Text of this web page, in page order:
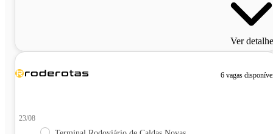
Ver
6 vagas
23/08